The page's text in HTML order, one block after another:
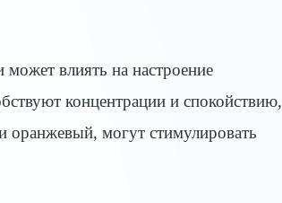
влиять на настроение
концентрации и спокойствию,
оранжевый, могут стимулировать